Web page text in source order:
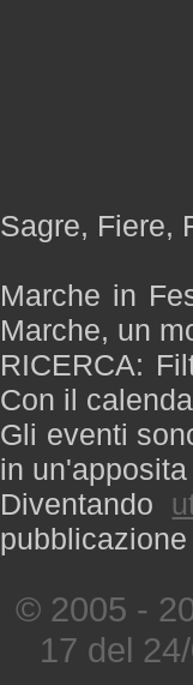
Sagre, Fiere,
Marche in
Marche, un
RICERCA:
Con il
Gli eventi
in
Diventando
© 2005 -
17 del